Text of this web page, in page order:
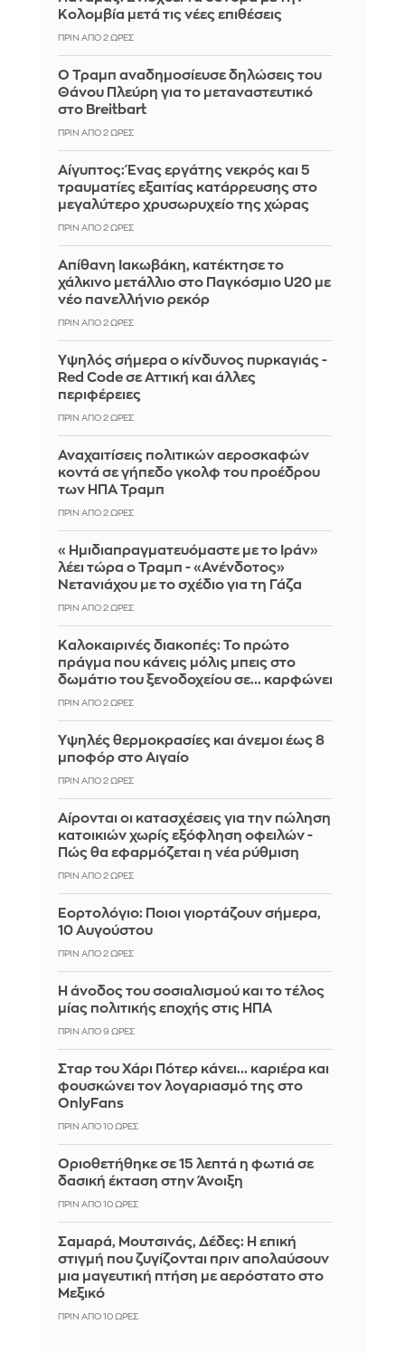
Κολομβία μετά τις νέες επιθέσεις
ΠΡΙΝ ΑΠΌ 2 ΏΡΕΣ
Ο Τραμπ αναδημοσίευσε δηλώσεις του
Θάνου Πλεύρη για το μεταναστευτικό
στο Breitbart
ΠΡΙΝ ΑΠΌ 2 ΏΡΕΣ
Αίγυπτος: Ένας εργάτης νεκρός και 5
τραυματίες εξαιτίας κατάρρευσης στο
μεγαλύτερο χρυσωρυχείο της χώρας
ΠΡΙΝ ΑΠΌ 2 ΏΡΕΣ
Απίθανη Ιακωβάκη, κατέκτησε το
χάλκινο μετάλλιο στο Παγκόσμιο U20 με
νέο πανελλήνιο ρεκόρ
ΠΡΙΝ ΑΠΌ 2 ΏΡΕΣ
Υψηλός σήμερα ο κίνδυνος πυρκαγιάς -
Red Code σε Αττική και άλλες
περιφέρειες
ΠΡΙΝ ΑΠΌ 2 ΏΡΕΣ
Αναχαιτίσεις πολιτικών αεροσκαφών
κοντά σε γήπεδο γκολφ του προέδρου
των ΗΠΑ Τραμπ
ΠΡΙΝ ΑΠΌ 2 ΏΡΕΣ
«Ημιδιαπραγματευόμαστε με το Ιράν»
λέει τώρα ο Τραμπ - «Ανένδοτος»
Νετανιάχου με το σχέδιο για τη Γάζα
ΠΡΙΝ ΑΠΌ 2 ΏΡΕΣ
Καλοκαιρινές διακοπές: Το πρώτο
πράγμα που κάνεις μόλις μπεις στο
δωμάτιο του ξενοδοχείου σε... καρφώνει
ΠΡΙΝ ΑΠΌ 2 ΏΡΕΣ
Υψηλές θερμοκρασίες και άνεμοι έως 8
μποφόρ στο Αιγαίο
ΠΡΙΝ ΑΠΌ 2 ΏΡΕΣ
Αίρονται οι κατασχέσεις για την πώληση
κατοικιών χωρίς εξόφληση οφειλών -
Πώς θα εφαρμόζεται η νέα ρύθμιση
ΠΡΙΝ ΑΠΌ 2 ΏΡΕΣ
Εορτολόγιο: Ποιοι γιορτάζουν σήμερα,
10 Αυγούστου
ΠΡΙΝ ΑΠΌ 2 ΏΡΕΣ
Η άνοδος του σοσιαλισμού και το τέλος
μίας πολιτικής εποχής στις ΗΠΑ
ΠΡΙΝ ΑΠΌ 9 ΏΡΕΣ
Σταρ του Χάρι Πότερ κάνει... καριέρα και
φουσκώνει τον λογαριασμό της στο
OnlyFans
ΠΡΙΝ ΑΠΌ 10 ΏΡΕΣ
Οριοθετήθηκε σε 15 λεπτά η φωτιά σε
δασική έκταση στην Άνοιξη
ΠΡΙΝ ΑΠΌ 10 ΏΡΕΣ
Σαμαρά, Μουτσινάς, Δέδες: Η επική
στιγμή που ζυγίζονται πριν απολαύσουν
μια μαγευτική πτήση με αερόστατο στο
Μεξικό
ΠΡΙΝ ΑΠΌ 10 ΏΡΕΣ